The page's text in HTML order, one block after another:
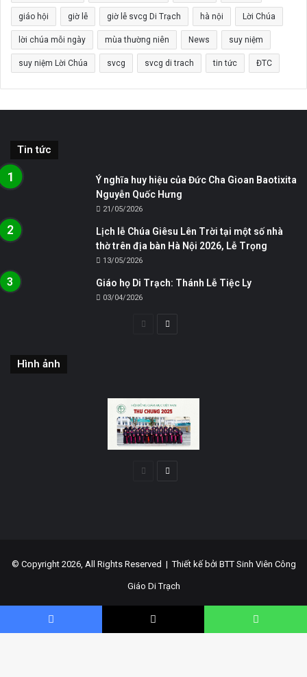
giáo hội giờ lễ giờ lễ svcg Di Trạch hà nội Lời Chúa
lời chúa mỗi ngày mùa thường niên News suy niệm
suy niệm Lời Chúa svcg svcg di trach tin tức ĐTC
Tin tức
Ý nghĩa huy hiệu của Đức Cha Gioan Baotixita
Nguyễn Quốc Hưng
21/05/2026
Lịch lễ Chúa Giêsu Lên Trời tại một số nhà
thờ trên địa bàn Hà Nội 2026, Lễ Trọng
13/05/2026
Giáo họ Di Trạch: Thánh Lễ Tiệc Ly
03/04/2026
Trang Trang
Hình ảnh
Trang Trang
© Copyright 2026, All Rights Reserved |Thiết kế bởi BTT Sinh Viên Công
Giáo Di Trạch
Facebook
Facebook X WhatsApp